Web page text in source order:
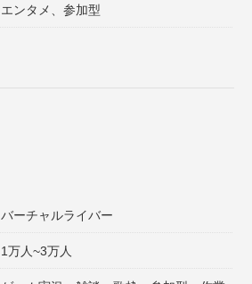
エンタメ、参加型
バーチャルライバー
1万人~3万人